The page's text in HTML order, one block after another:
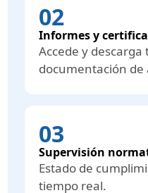
02
Informes y
Accede y descarga
documentación de
03
Supervisión
Estado de
tiempo real.